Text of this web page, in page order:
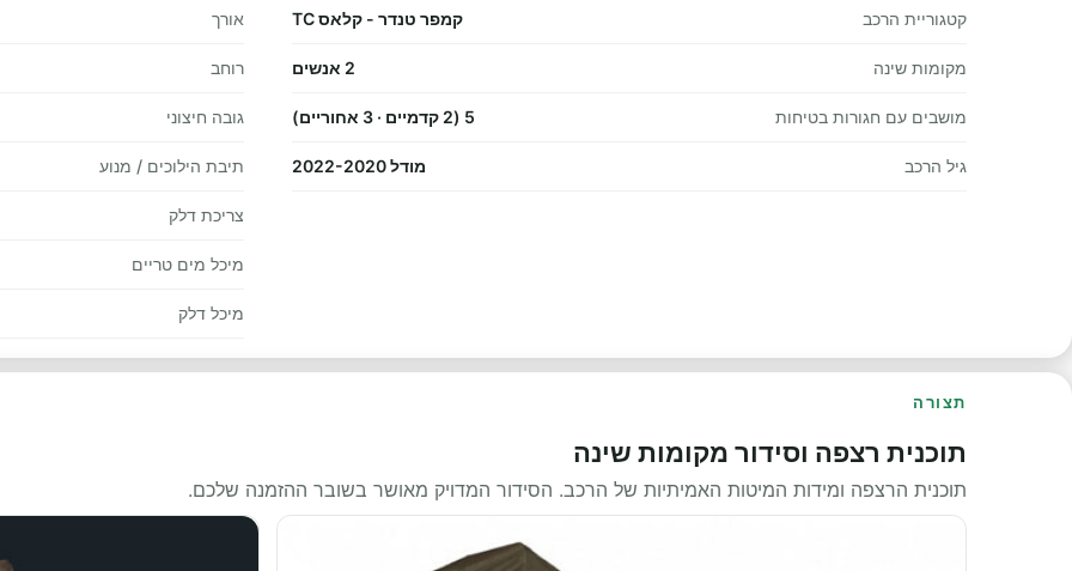
קטגוריית הרכב קמפר טנדר - קלאס TC
מקומות שינה 2 אנשים
מושבים עם חגורות בטיחות 5 (2 קדמיים · 3 אחוריים)
גיל הרכב מודל 2022-2020
אורך
רוחב
גובה חיצוני
תיבת הילוכים / מנוע
צריכת דלק
מיכל מים טריים
מיכל דלק
תצורה
תוכנית רצפה וסידור מקומות שינה
תוכנית הרצפה ומידות המיטות האמיתיות של הרכב. הסידור המדויק מאושר בשובר ההזמנה שלכם.